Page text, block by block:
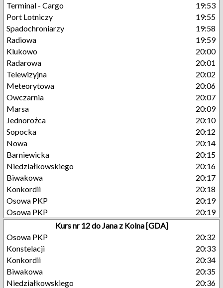
Terminal - Cargo
19:53
Port Lotniczy
19:55
Spadochroniarzy
19:58
Radiowa
19:59
Klukowo
20:00
Radarowa
20:01
Telewizyjna
20:02
Meteorytowa
20:06
Owczarnia
20:07
Marsa
20:09
Jednorożca
20:10
Sopocka
20:12
Nowa
20:14
Barniewicka
20:15
Niedziałkowskiego
20:16
Biwakowa
20:17
Konkordii
20:18
Osowa PKP
20:19
Osowa PKP
20:19
Kurs nr 12 do Jana z Kolna [GDA]
Osowa PKP
20:32
Konstelacji
20:33
Konkordii
20:34
Biwakowa
20:35
Niedziałkowskiego
20:36